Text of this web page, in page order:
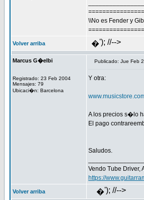
\\No es Fender y
Volver arriba �'); //-->
Marcus G�elbi
Registrado: 23 Feb 2004
Mensajes: 79
Ubicaci�n: Barcelona
Publicado: Jue Feb
Y otra:
A los precios s�lo
El pago
Saludos.
Vendo Tube Driver,
https://
Volver arriba �'); //-->